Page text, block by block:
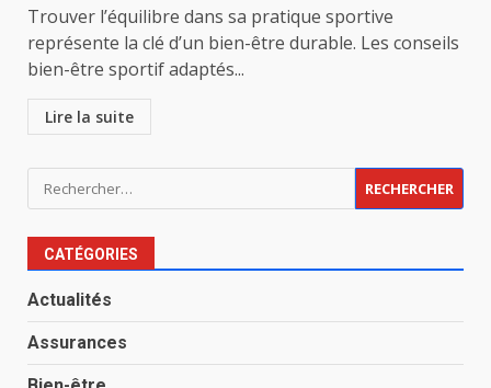
Trouver l’équilibre dans sa pratique sportive
représente la clé d’un bien-être durable. Les conseils
bien-être sportif adaptés...
Lire la suite
Rechercher :
CATÉGORIES
Actualités
Assurances